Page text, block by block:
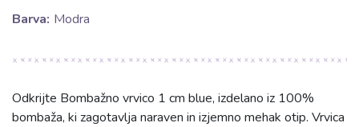
Barva: Modra
Odkrijte Bombažno vrvico 1 cm blue, izdelano iz 100%
bombaža, ki zagotavlja naraven in izjemno mehak otip. Vrvica